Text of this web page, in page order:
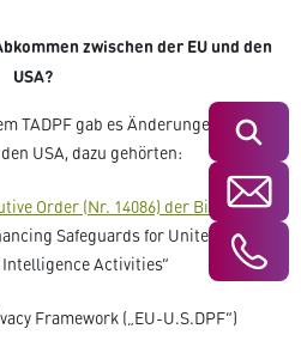
Suchen
zwischen der EU und den
USA?
TADPF gab es Änderungen in der
USA, dazu gehörten:
Order (Nr. 14086) der Biden-
Safeguards for United States
Activities”
Framework („EU-U.S.DPF“)